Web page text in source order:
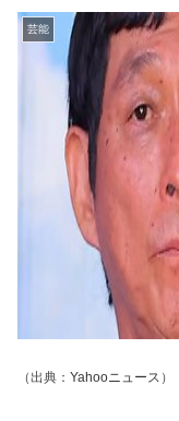
芸能
（出典： Yahooニュース ）